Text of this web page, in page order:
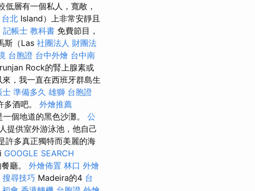
低層有一個私人，寬敞，
北 Island）上非常安靜且
記帳士 教科書 免費節目，
斯（Las 社團法人 財團法
台胞證 台中外燴 台中南
Rock的腎上腺素或
，我一直在西班牙群島生
士 準備多久 雄獅 台胞證
酒吧。 外燴推薦
一個地道的黑色沙灘。 公
提供室外游泳池，他自己
許多真正獨特而美麗的海
GOOGLE SEARCH
廳。 外燴佈置 林口 外燴
尋技巧 Madeira的4 台